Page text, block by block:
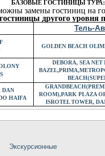
БАЗОВЫЕ ГОСТИНИЦЫ ТУРА:
замены гостиниц на
другого уровня
Тель-
GOLDEN BEACH
DEBORA, SEA NET
ROOM),PARK PLAZA
ISROTEL TOWER,
DAN
HAIFA
Экскурсионные